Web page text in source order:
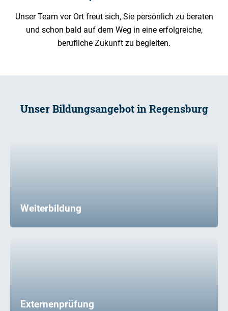
Unser Team vor Ort freut sich, Sie persönlich zu beraten
und schon bald auf dem Weg in eine erfolgreiche,
berufliche Zukunft zu begleiten.
Unser Bildungsangebot in Regensburg
Weiterbildung
Externenprüfung